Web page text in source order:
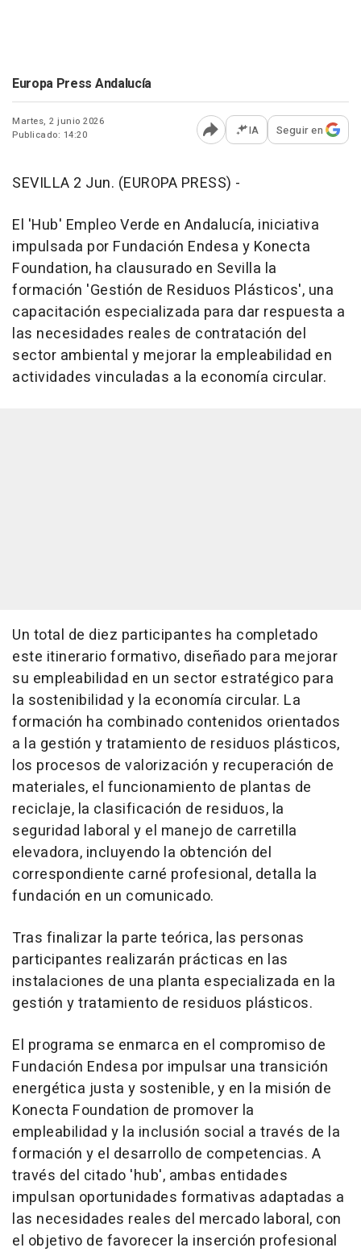
Europa Press Andalucía
Martes, 2 junio 2026
Publicado: 14:20
Abrir opciones para
IA Seguir en
SEVILLA 2 Jun. (EUROPA PRESS) -
El 'Hub' Empleo Verde en Andalucía, iniciativa
impulsada por Fundación Endesa y Konecta
Foundation, ha clausurado en Sevilla la
formación 'Gestión de Residuos Plásticos', una
capacitación especializada para dar respuesta a
las necesidades reales de contratación del
sector ambiental y mejorar la empleabilidad en
actividades vinculadas a la economía circular.
Un total de diez participantes ha completado
este itinerario formativo, diseñado para mejorar
su empleabilidad en un sector estratégico para
la sostenibilidad y la economía circular. La
formación ha combinado contenidos orientados
a la gestión y tratamiento de residuos plásticos,
los procesos de valorización y recuperación de
materiales, el funcionamiento de plantas de
reciclaje, la clasificación de residuos, la
seguridad laboral y el manejo de carretilla
elevadora, incluyendo la obtención del
correspondiente carné profesional, detalla la
fundación en un comunicado.
Tras finalizar la parte teórica, las personas
participantes realizarán prácticas en las
instalaciones de una planta especializada en la
gestión y tratamiento de residuos plásticos.
El programa se enmarca en el compromiso de
Fundación Endesa por impulsar una transición
energética justa y sostenible, y en la misión de
Konecta Foundation de promover la
empleabilidad y la inclusión social a través de la
formación y el desarrollo de competencias. A
través del citado 'hub', ambas entidades
impulsan oportunidades formativas adaptadas a
las necesidades reales del mercado laboral, con
el objetivo de favorecer la inserción profesional